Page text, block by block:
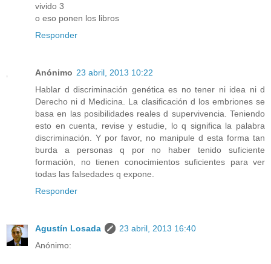
vivido 3
o eso ponen los libros
Responder
Anónimo 23 abril, 2013 10:22
Hablar d discriminación genética es no tener ni idea ni d
Derecho ni d Medicina. La clasificación d los embriones se
basa en las posibilidades reales d supervivencia. Teniendo
esto en cuenta, revise y estudie, lo q significa la palabra
discriminación. Y por favor, no manipule d esta forma tan
burda a personas q por no haber tenido suficiente
formación, no tienen conocimientos suficientes para ver
todas las falsedades q expone.
Responder
Agustín Losada
23 abril, 2013 16:40
Anónimo: